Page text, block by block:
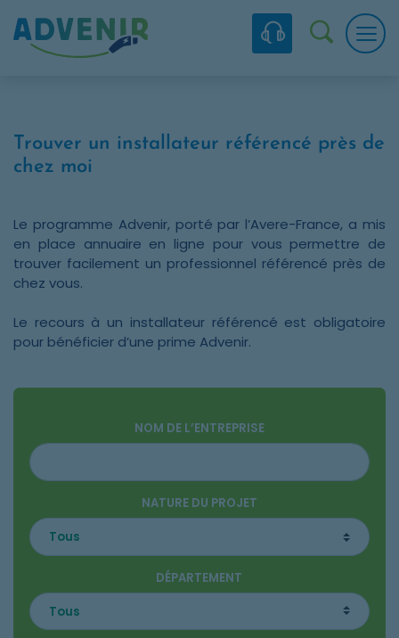
Trouver un installateur référencé près de
chez moi
Le programme Advenir, porté par l’Avere-France, a mis
en place annuaire en ligne pour vous permettre de
trouver facilement un professionnel référencé près de
chez vous.
Le recours à un installateur référencé est obligatoire
pour bénéficier d’une prime Advenir.
NOM DE L’ENTREPRISE
NATURE DU PROJET
DÉPARTEMENT